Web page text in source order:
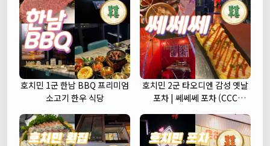
호치민 1군 한남 BBQ 프리미엄
소고기 한우 식당
호치민 2군 타오디엔 감성 옛날
포차 | 쎄쎄쎄 포차 (CCC